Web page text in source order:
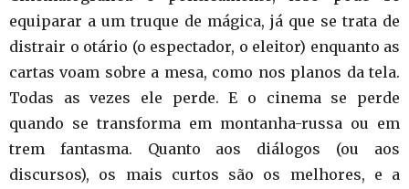
equiparar a um truque de mágica, já que se trata de
distrair o otário (o espectador, o eleitor) enquanto as
cartas voam sobre a mesa, como nos planos da tela.
Todas as vezes ele perde. E o cinema se perde
quando se transforma em montanha-russa ou em
trem fantasma. Quanto aos diálogos (ou aos
discursos), os mais curtos são os melhores, e a